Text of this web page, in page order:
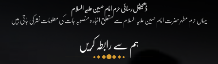
ڈیجیٹل رسائی حرم امام حسین علیہ السلام
یہاں حرم مطہر حضرت امام حسین علیہ السلام سے متعلق اخبار و منصوبہ جات کی معلومات نشر کی جاتی ہیں
ہم سے رابطہ کریں